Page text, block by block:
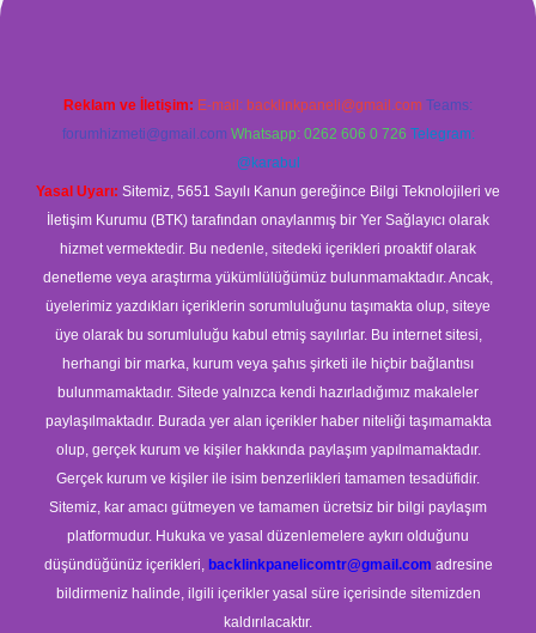
Reklam ve İletişim: E-mail: backlinkpaneli@gmail.com Teams:
forumhizmeti@gmail.com Whatsapp: 0262 606 0 726 Telegram:
@karabul
Yasal Uyarı: Sitemiz, 5651 Sayılı Kanun gereğince Bilgi Teknolojileri ve
İletişim Kurumu (BTK) tarafından onaylanmış bir Yer Sağlayıcı olarak
hizmet vermektedir. Bu nedenle, sitedeki içerikleri proaktif olarak
denetleme veya araştırma yükümlülüğümüz bulunmamaktadır. Ancak,
üyelerimiz yazdıkları içeriklerin sorumluluğunu taşımakta olup, siteye
üye olarak bu sorumluluğu kabul etmiş sayılırlar. Bu internet sitesi,
herhangi bir marka, kurum veya şahıs şirketi ile hiçbir bağlantısı
bulunmamaktadır. Sitede yalnızca kendi hazırladığımız makaleler
paylaşılmaktadır. Burada yer alan içerikler haber niteliği taşımamakta
olup, gerçek kurum ve kişiler hakkında paylaşım yapılmamaktadır.
Gerçek kurum ve kişiler ile isim benzerlikleri tamamen tesadüfidir.
Sitemiz, kar amacı gütmeyen ve tamamen ücretsiz bir bilgi paylaşım
platformudur. Hukuka ve yasal düzenlemelere aykırı olduğunu
düşündüğünüz içerikleri, backlinkpanelicomtr@gmail.com adresine
bildirmeniz halinde, ilgili içerikler yasal süre içerisinde sitemizden
kaldırılacaktır.